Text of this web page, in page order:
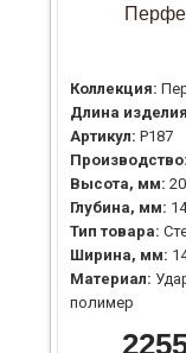
Коллекция:
Длина
Артикул: P187
Высота, мм:
Глубина, мм:
Тип товара:
Ширина, мм:
Материал:
полимер